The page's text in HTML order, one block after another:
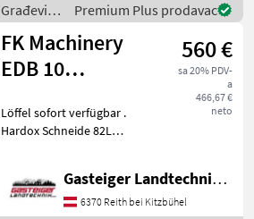
Građevinski
strojevi /
FK
Machinery
Premium Plus prodavac
FK Machinery
EDB 10
560 €
sa 20% PDV-
a
466,67 €
neto
Löffel sofort verfügbar .
Hardox Schneide 82L
Lopate i kante
Gasteiger Landtechnik GmbH
6370 Reith bei Kitzbühel